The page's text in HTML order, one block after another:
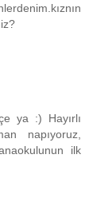
ya :) Hayırlı
napıyoruz,
ilk